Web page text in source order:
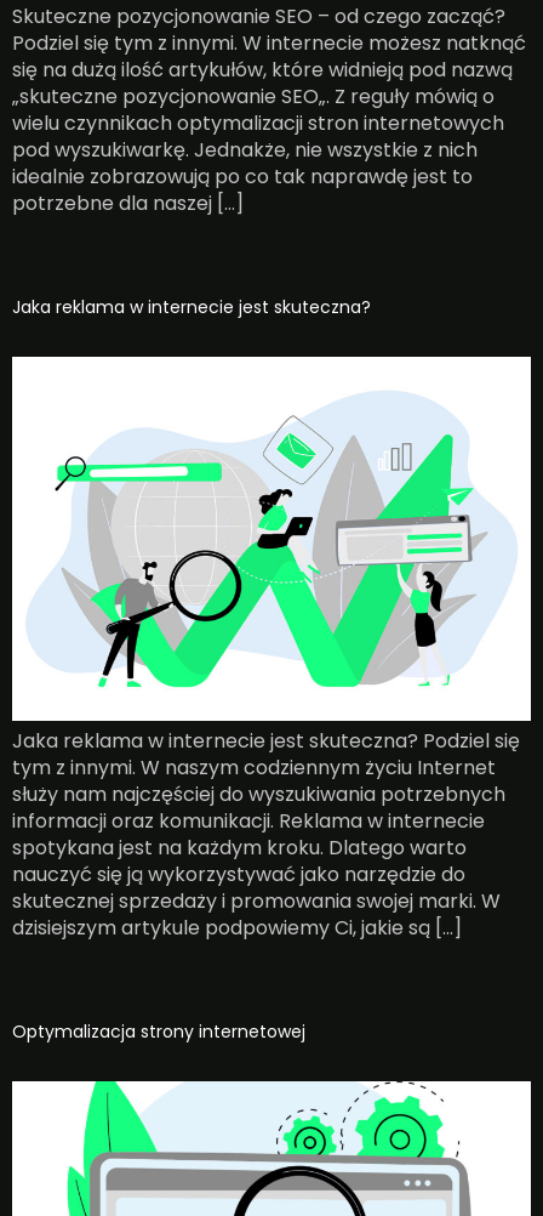
Skuteczne pozycjonowanie SEO – od czego zacząć?
Podziel się tym z innymi. W internecie możesz natknąć
się na dużą ilość artykułów, które widnieją pod nazwą
„skuteczne pozycjonowanie SEO„. Z reguły mówią o
wielu czynnikach optymalizacji stron internetowych
pod wyszukiwarkę. Jednakże, nie wszystkie z nich
idealnie zobrazowują po co tak naprawdę jest to
potrzebne dla naszej […]
Jaka reklama w internecie jest skuteczna?
Jaka reklama w internecie jest skuteczna? Podziel się
tym z innymi. W naszym codziennym życiu Internet
służy nam najczęściej do wyszukiwania potrzebnych
informacji oraz komunikacji. Reklama w internecie
spotykana jest na każdym kroku. Dlatego warto
nauczyć się ją wykorzystywać jako narzędzie do
skutecznej sprzedaży i promowania swojej marki. W
dzisiejszym artykule podpowiemy Ci, jakie są […]
Optymalizacja strony internetowej